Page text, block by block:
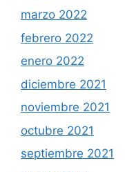
marzo 2022
febrero 2022
enero 2022
diciembre 2021
noviembre 2021
octubre 2021
septiembre 2021